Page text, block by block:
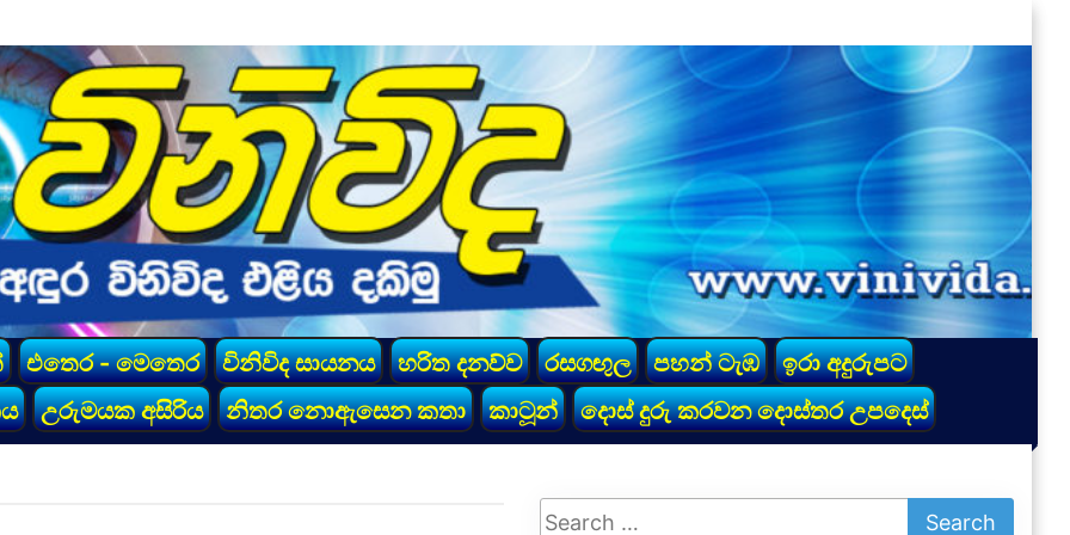
එතෙර - මෙතෙර විනිවිද සායනය හරිත දනව්ව රසගඟුල පහන් ටැඹ
ඉරා අදුරුපට
උරුමයක අසිරිය නිතර නොඇසෙන කතා කාටූන් දොස් දුරු කරවන දොස්තර උපදෙස්